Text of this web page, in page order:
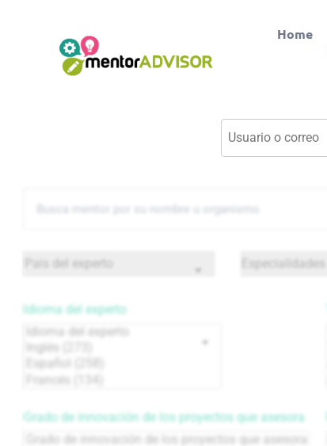
Home
Idioma del experto
Grado de innovación de los proyectos que asesora